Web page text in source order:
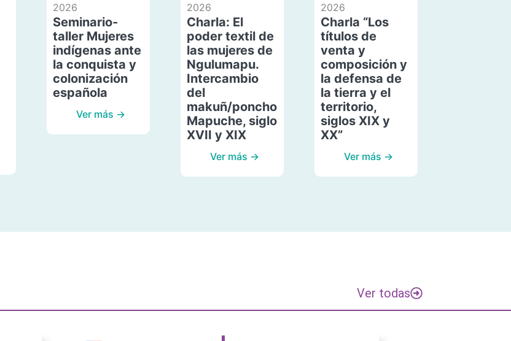
2026
Seminario-
taller Mujeres
indígenas ante
la conquista y
colonización
española
Ver más →
2026
Charla: El
poder textil de
las mujeres de
Ngulumapu.
Intercambio
del
makuñ/poncho
Mapuche, siglo
XVII y XIX
Ver más →
2026
Charla “Los
títulos de
venta y
composición y
la defensa de
la tierra y el
territorio,
siglos XIX y
XX”
Ver más →
Ver todas